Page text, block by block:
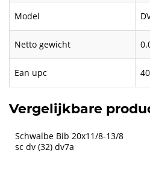
Model
Netto gewicht
Ean upc
Vergelijkbare
Schwalbe Bib 20x11/8-13/8
sc dv (32) dv7a